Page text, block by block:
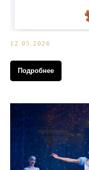
12.05.2026
Подробнее